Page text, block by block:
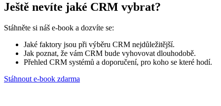
Ještě nevíte jaké CRM vybrat?
Stáhněte si náš e-book a dozvíte se:
Jaké faktory jsou při výběru CRM nejdůležitější.
Jak poznat, že vám CRM bude vyhovovat dlouhodobě.
Přehled CRM systémů a doporučení, pro koho se které hodí.
Stáhnout e-book zdarma